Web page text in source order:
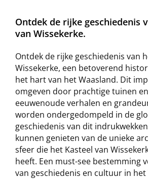
Ontdek de rijke geschiedenis
van Wissekerke.
Ontdek de rijke geschiedenis van
Wissekerke, een betoverend
het hart van het Waasland. Dit
omgeven door prachtige tuinen
eeuwenoude verhalen en
worden ondergedompeld in de
geschiedenis van dit
kunnen genieten van de unieke
sfeer die het Kasteel van
heeft. Een must-see bestemming
van geschiedenis en cultuur in het